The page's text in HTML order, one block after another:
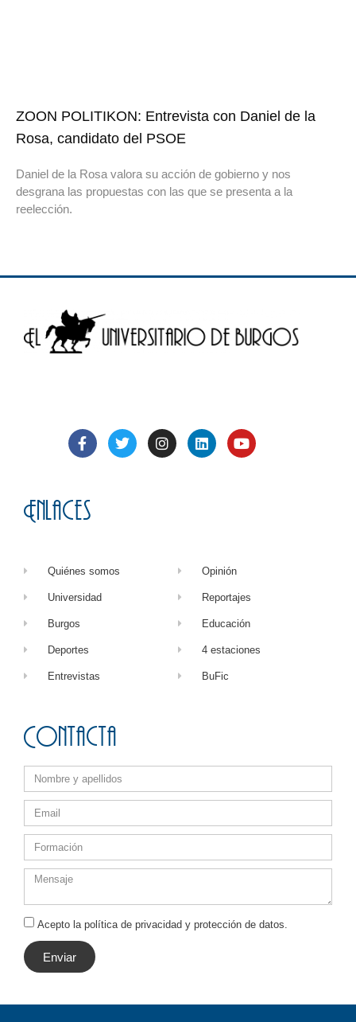
ZOON POLITIKON: Entrevista con Daniel de la
Rosa, candidato del PSOE
Daniel de la Rosa valora su acción de gobierno y nos
desgrana las propuestas con las que se presenta a la
reelección.
Enlaces
Quiénes somos
Universidad
Burgos
Deportes
Entrevistas
Opinión
Reportajes
Educación
4 estaciones
BuFic
Contacta
Acepto la política de privacidad y protección de datos.
Enviar